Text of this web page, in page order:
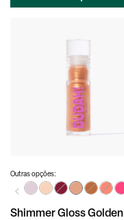
Outras opções:
Shimmer Gloss Golden